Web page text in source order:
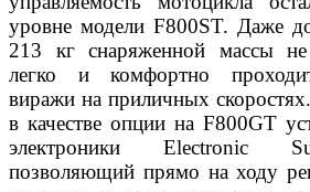
уровне модели F800ST. Даже
213 кг снаряженной массы
легко и комфортно
виражи на приличных скоростях.
в качестве опции на F800GT
электроники Electronic
позволяющий прямо на ходу